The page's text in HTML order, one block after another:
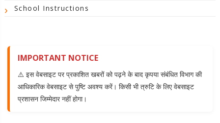
School Instructions
IMPORTANT NOTICE
⚠️ इस वेबसाइट पर प्रकाशित खबरों को पढ़ने के बाद कृपया संबंधित विभाग की
आधिकारिक वेबसाइट से पुष्टि अवश्य करें। किसी भी त्रुटि के लिए वेबसाइट
प्रशासन जिम्मेदार नहीं होगा।